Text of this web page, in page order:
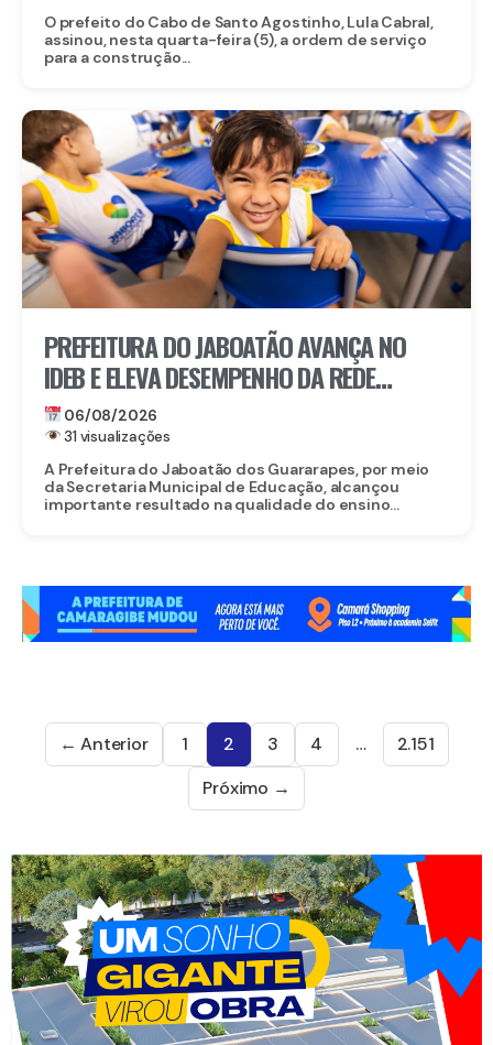
O prefeito do Cabo de Santo Agostinho, Lula Cabral,
assinou, nesta quarta-feira (5), a ordem de serviço
para a construção...
PREFEITURA DO JABOATÃO AVANÇA NO
IDEB E ELEVA DESEMPENHO DA REDE
MUNICIPAL DE ENSINO
06/08/2026
31 visualizações
A Prefeitura do Jaboatão dos Guararapes, por meio
da Secretaria Municipal de Educação, alcançou
importante resultado na qualidade do ensino...
← Anterior 1 2 3 4 …
2.151
Próximo →